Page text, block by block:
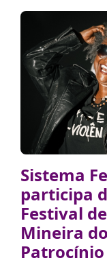
Sistema
participa
Festival
Mineira
Patrocínio